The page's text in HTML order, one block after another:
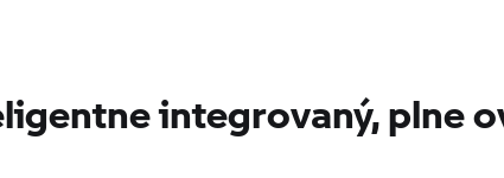
integrovaný, plne